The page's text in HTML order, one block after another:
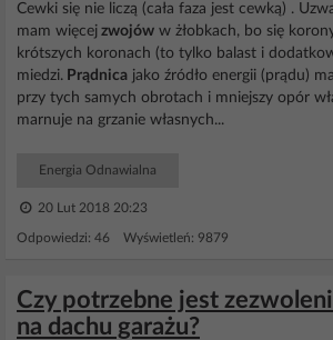
Cewki się nie liczą (cała faza jest cewką) .
mam więcej zwojów w żłobkach, bo się
krótszych koronach (to tylko balast i
miedzi. Prądnica jako źródło energii (prądu)
przy tych samych obrotach i mniejszy opór
marnuje na grzanie własnych...
Energia Odnawialna
20 Lut 2018 20:23
Odpowiedzi: 46 Wyświetleń: 9879
Czy potrzebne jest
na dachu garażu?